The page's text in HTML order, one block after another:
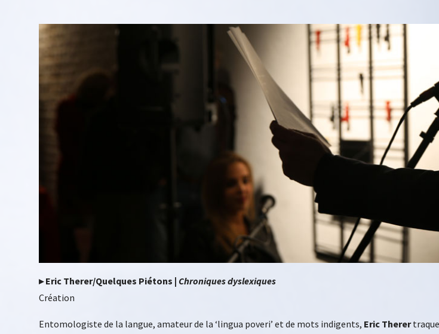
▸ Eric Therer/Quelques Piétons | Chroniques dyslexiques
Création
Entomologiste de la langue, amateur de la ‘lingua poveri’ et de mots indigents, Eric Therer